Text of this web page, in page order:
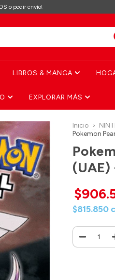
o pedir envío!
LIBROS & MANGA
EXPLORAR MÁS
Inicio >
Pokemon
(UAE)
$815.850